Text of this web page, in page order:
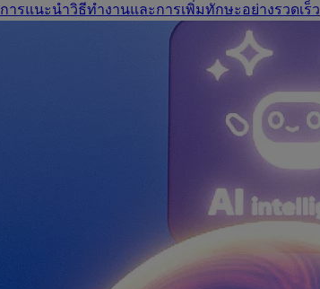
การแนะนำวิธีทำงานและการเพิ่มทักษะอย่างรวดเร็ว